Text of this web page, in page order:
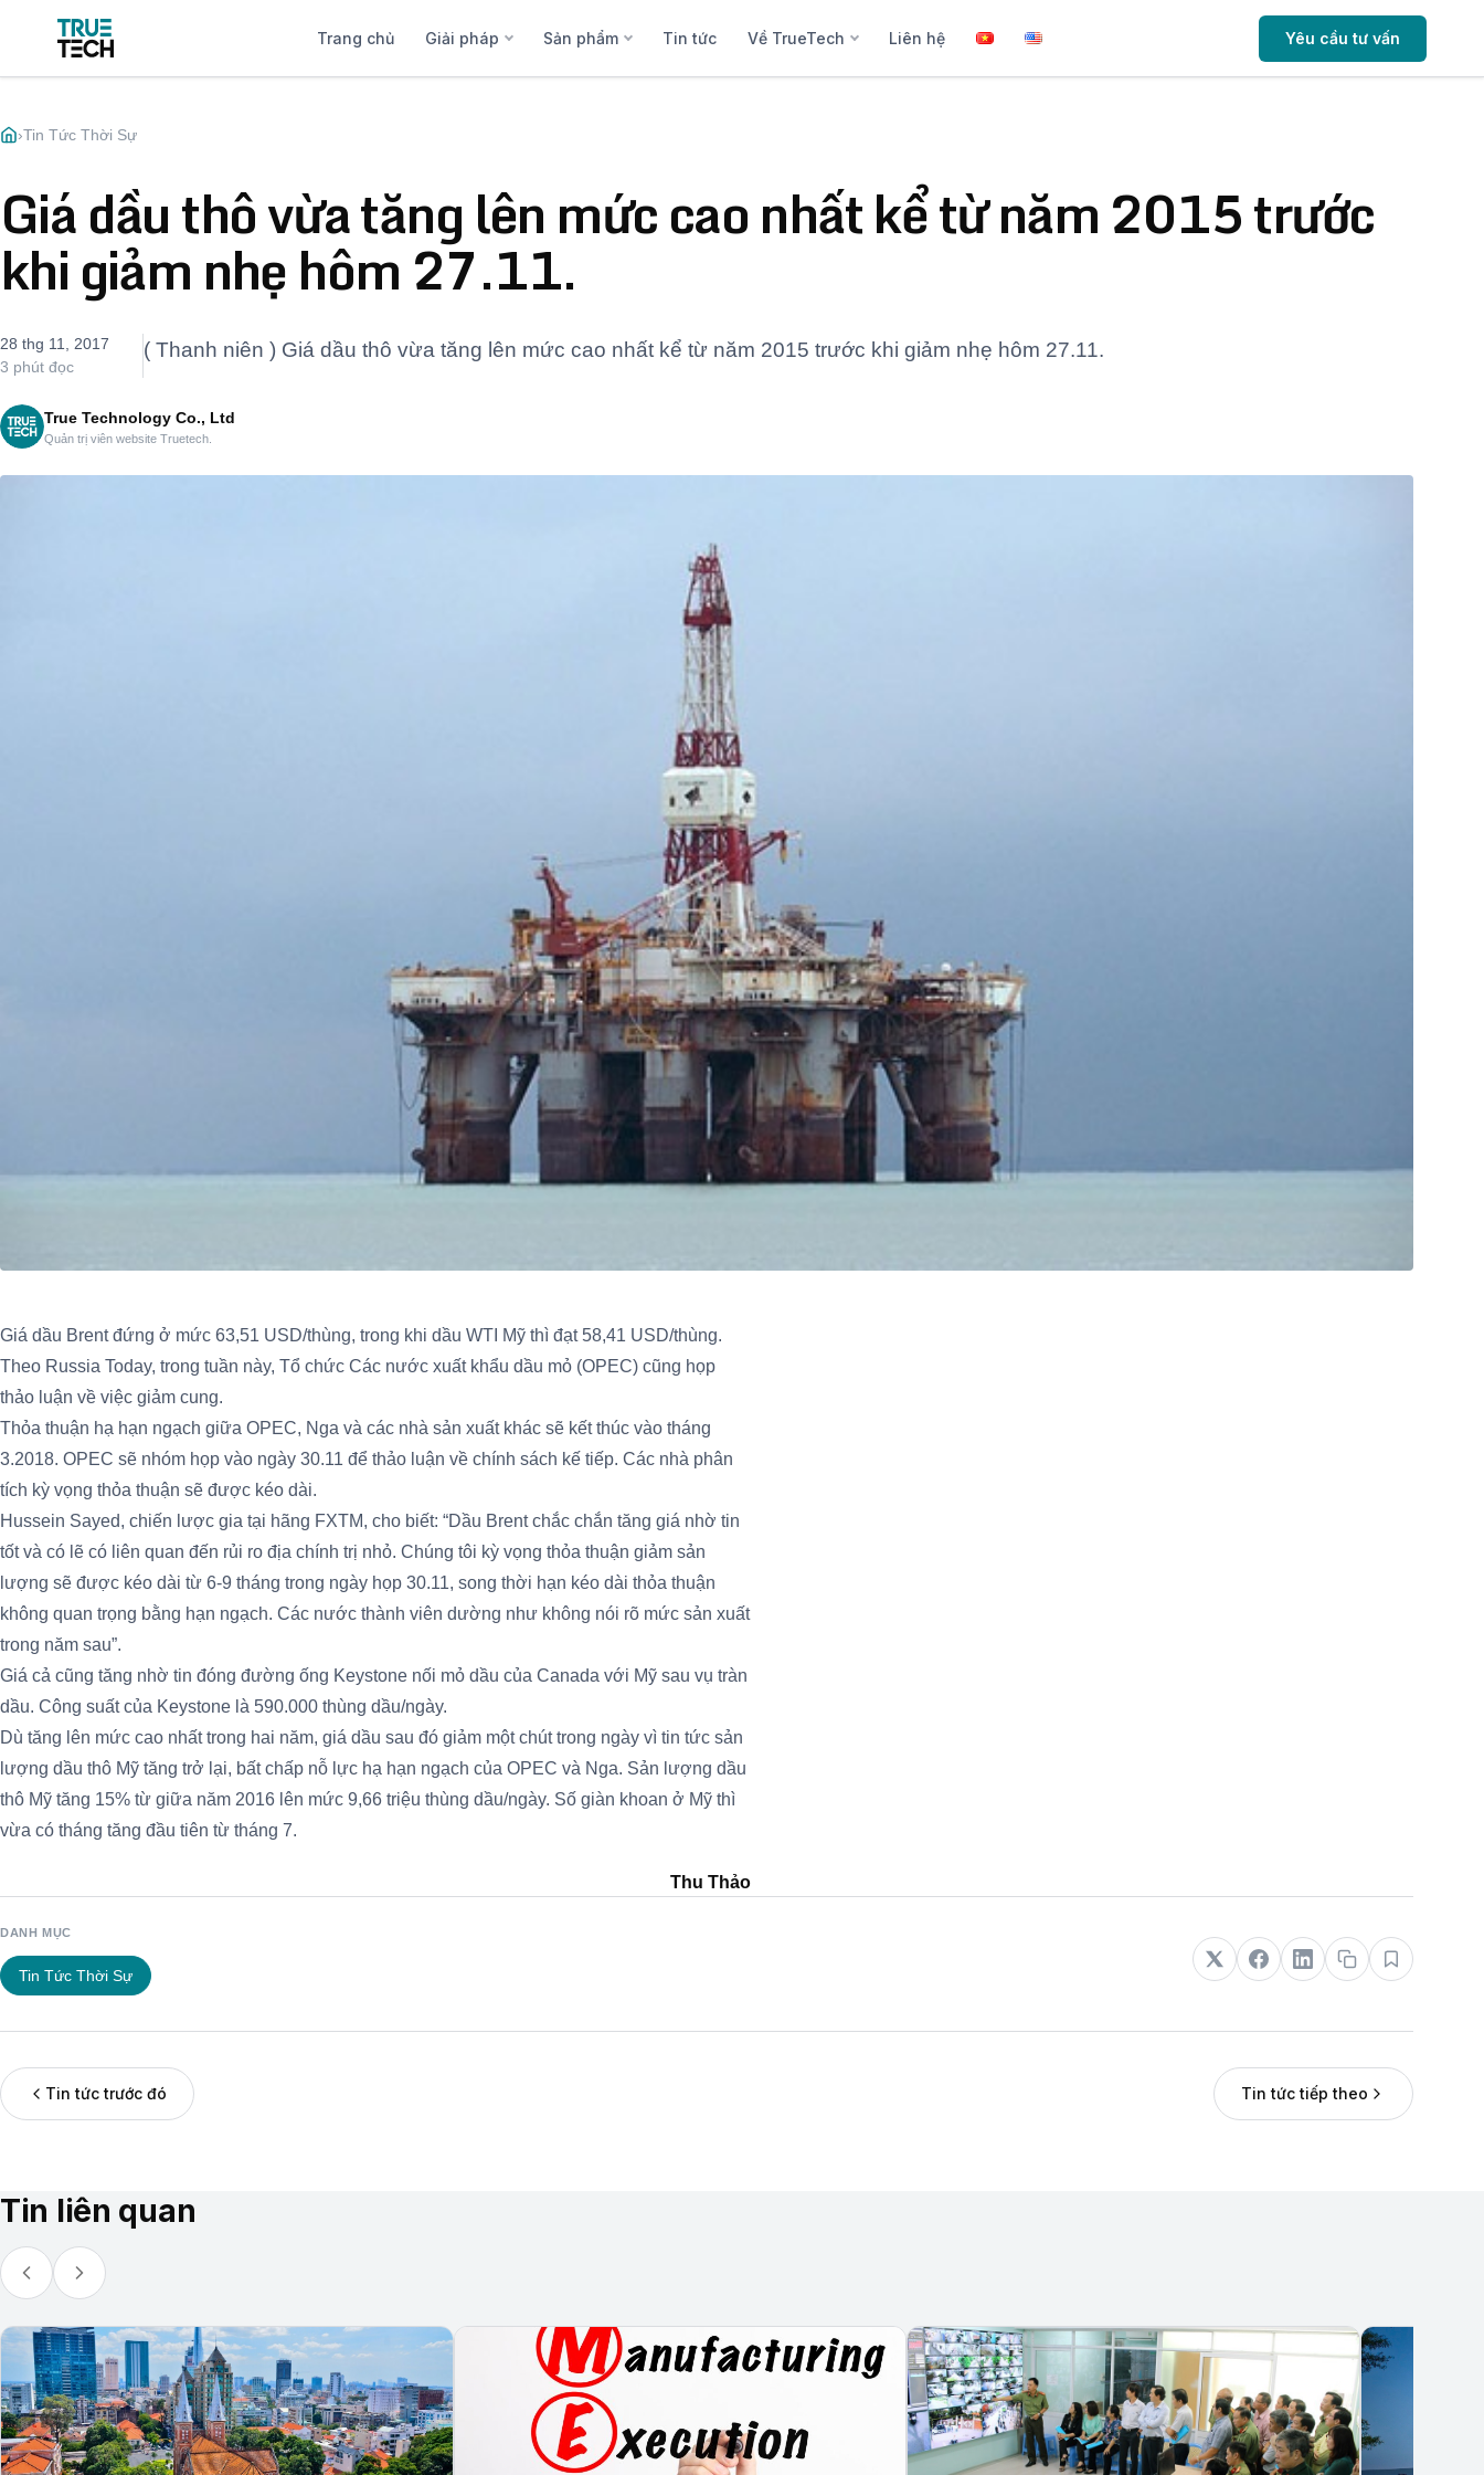
Trang chủ Giải pháp Sản phẩm Tin tức Về TrueTech Liên hệ Yêu cầu tư vấn
›Tin Tức Thời Sự
Giá dầu thô vừa tăng lên mức cao nhất kể từ năm 2015 trước
khi giảm nhẹ hôm 27.11.
28 thg 11, 2017
3 phút đọc
( Thanh niên ) Giá dầu thô vừa tăng lên mức cao nhất kể từ năm 2015 trước khi giảm nhẹ hôm 27.11.
True Technology Co., Ltd
Quản trị viên website Truetech.
Giá dầu Brent đứng ở mức 63,51 USD/thùng, trong khi dầu WTI Mỹ thì đạt 58,41 USD/thùng.
Theo Russia Today, trong tuần này, Tổ chức Các nước xuất khẩu dầu mỏ (OPEC) cũng họp
thảo luận về việc giảm cung.
Thỏa thuận hạ hạn ngạch giữa OPEC, Nga và các nhà sản xuất khác sẽ kết thúc vào tháng
3.2018. OPEC sẽ nhóm họp vào ngày 30.11 để thảo luận về chính sách kế tiếp. Các nhà phân
tích kỳ vọng thỏa thuận sẽ được kéo dài.
Hussein Sayed, chiến lược gia tại hãng FXTM, cho biết: “Dầu Brent chắc chắn tăng giá nhờ tin
tốt và có lẽ có liên quan đến rủi ro địa chính trị nhỏ. Chúng tôi kỳ vọng thỏa thuận giảm sản
lượng sẽ được kéo dài từ 6-9 tháng trong ngày họp 30.11, song thời hạn kéo dài thỏa thuận
không quan trọng bằng hạn ngạch. Các nước thành viên dường như không nói rõ mức sản xuất
trong năm sau”.
Giá cả cũng tăng nhờ tin đóng đường ống Keystone nối mỏ dầu của Canada với Mỹ sau vụ tràn
dầu. Công suất của Keystone là 590.000 thùng dầu/ngày.
Dù tăng lên mức cao nhất trong hai năm, giá dầu sau đó giảm một chút trong ngày vì tin tức sản
lượng dầu thô Mỹ tăng trở lại, bất chấp nỗ lực hạ hạn ngạch của OPEC và Nga. Sản lượng dầu
thô Mỹ tăng 15% từ giữa năm 2016 lên mức 9,66 triệu thùng dầu/ngày. Số giàn khoan ở Mỹ thì
vừa có tháng tăng đầu tiên từ tháng 7.
Thu Thảo
DANH MỤC
Tin Tức Thời Sự
Tin tức trước đó Tin tức tiếp theo
Tin liên quan